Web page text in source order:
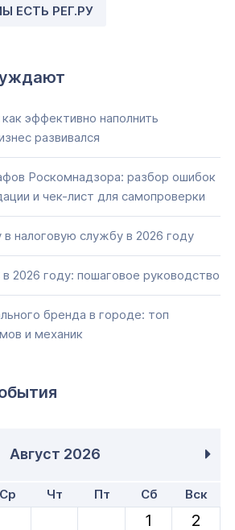
ЕСТЬ РЕГ.РУ
эффективно наполнить
развивался
Роскомнадзора: разбор ошибок
и чек-лист для самопроверки
налоговую службу в 2026 году
2026 году: пошаговое руководство
бренда в городе: топ
и механик
Август 2026
Ср Чт Пт Сб Вск
1
2